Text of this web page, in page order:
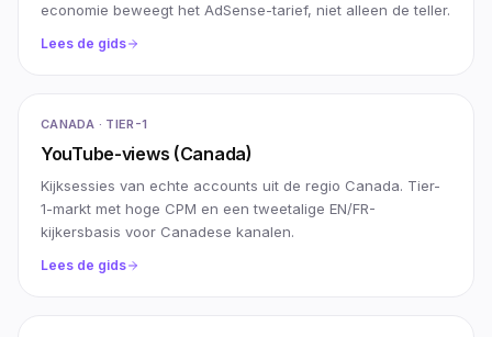
economie beweegt het AdSense-tarief, niet alleen de teller.
Lees de gids
CANADA · TIER-1
YouTube-views (Canada)
Kijksessies van echte accounts uit de regio Canada. Tier-
1-markt met hoge CPM en een tweetalige EN/FR-
kijkersbasis voor Canadese kanalen.
Lees de gids